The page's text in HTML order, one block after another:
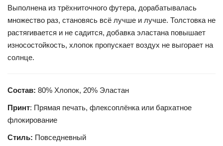
Выполнена из трёхниточного футера, дорабатывалась
множество раз, становясь всё лучше и лучше. Толстовка не
растягивается и не садится, добавка эластана повышает
износостойкость, хлопок пропускает воздух не выгорает на
солнце.
Состав: 80% Хлопок, 20% Эластан
Принт: Прямая печать, флексоплёнка или бархатное
флокирование
Стиль: Повседневный